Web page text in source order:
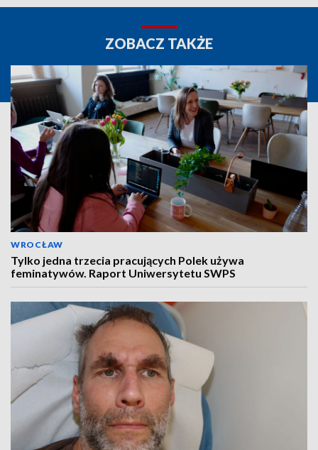
ZOBACZ TAKŻE
WROCŁAW
Tylko jedna trzecia pracujących Polek używa
feminatywów. Raport Uniwersytetu SWPS